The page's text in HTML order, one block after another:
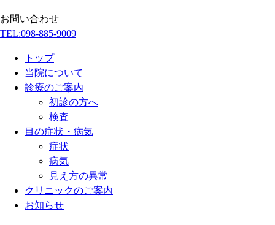
お問い合わせ
TEL:098-885-9009
トップ
当院について
診療のご案内
初診の方へ
検査
目の症状・病気
症状
病気
見え方の異常
クリニックのご案内
お知らせ